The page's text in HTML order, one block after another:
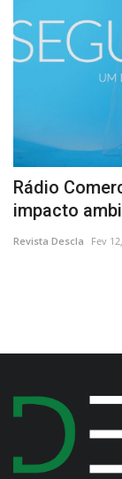
Rádio
impacto
Revista Descla Fev